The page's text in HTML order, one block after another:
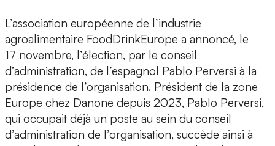
L’association européenne de l’industrie
agroalimentaire FoodDrinkEurope a annoncé, le
17 novembre, l’élection, par le conseil
d’administration, de l’espagnol Pablo Perversi à la
présidence de l’organisation. Président de la zone
Europe chez Danone depuis 2023, Pablo Perversi,
qui occupait déjà un poste au sein du conseil
d’administration de l’organisation, succède ainsi à